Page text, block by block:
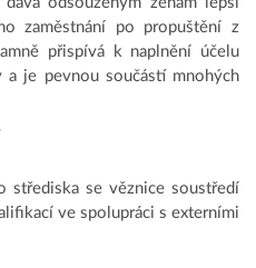
zaměstnání po propuštění z
přispívá k naplnění účelu
je pevnou součástí mnohých
střediska se věznice soustředí
ve spolupráci s externími